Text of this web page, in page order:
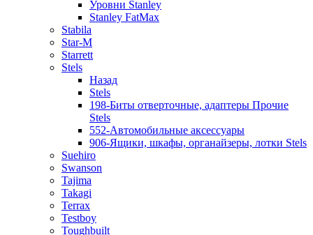
Уровни Stanley
Stanley FatMax
Stabila
Star-M
Starrett
Stels
Назад
Stels
198-Биты отверточные, адаптеры Прочие
Stels
552-Автомобильные аксессуары
906-Ящики, шкафы, органайзеры, лотки Stels
Suehiro
Swanson
Tajima
Takagi
Terrax
Testboy
Toughbuilt